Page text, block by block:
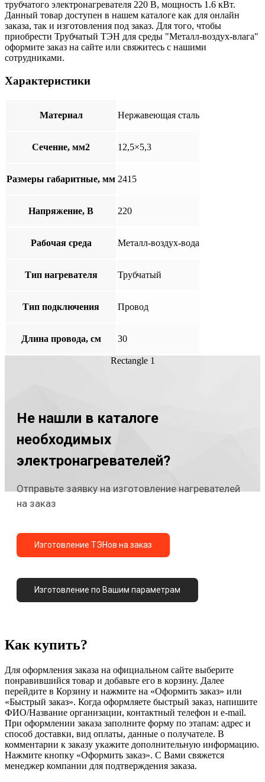
трубчатого электронагревателя 220 В, мощность 1.6 кВт.
Данный товар доступен в нашем каталоге как для онлайн
заказа, так и изготовления под заказ. Для того, чтобы
приобрести Трубчатый ТЭН для среды "Металл-воздух-влага"
оформите заказ на сайте или свяжитесь с нашими
сотрудниками.
Характеристики
Материал Нержавеющая сталь
Сечение, мм2 12,5×5,3
Размеры габаритные, мм 2415
Напряжение, В 220
Рабочая среда Металл-воздух-вода
Тип нагревателя Трубчатый
Тип подключения Провод
Длина провода, см 30
Rectangle 1
Не нашли в каталоге
необходимых
электронагревателей?
Отправьте заявку на изготовление нагревателей
на заказ
Изготовление ТЭНов на заказ
Изготовление по Вашим параметрам
Как купить?
Для оформления заказа на официальном сайте выберите
понравившийся товар и добавьте его в корзину. Далее
перейдите в Корзину и нажмите на «Оформить заказ» или
«Быстрый заказ». Когда оформляете быстрый заказ, напишите
ФИО/Название организации, контактный телефон и e-mail.
При оформлении заказа заполните форму по этапам: адрес и
способ доставки, вид оплаты, данные о получателе. В
комментарии к заказу укажите дополнительную информацию.
Нажмите кнопку «Оформить заказ». С Вами свяжется
менеджер компании для подтверждения заказа.